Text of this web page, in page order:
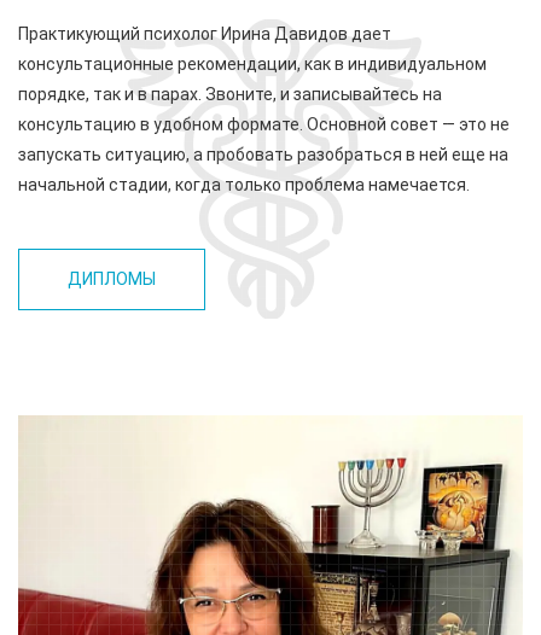
Практикующий психолог Ирина Давидов дает
консультационные рекомендации, как в индивидуальном
порядке, так и в парах. Звоните, и записывайтесь на
консультацию в удобном формате. Основной совет — это не
запускать ситуацию, а пробовать разобраться в ней еще на
начальной стадии, когда только проблема намечается.
ДИПЛОМЫ